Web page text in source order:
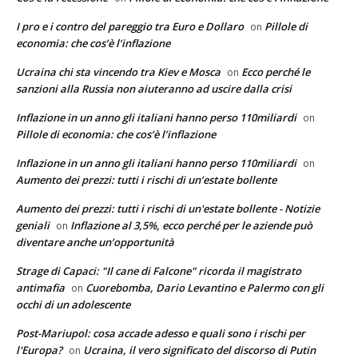
I pro e i contro del pareggio tra Euro e Dollaro on Pillole di
economia: che cos’è l’inflazione
Ucraina chi sta vincendo tra Kiev e Mosca on Ecco perché le
sanzioni alla Russia non aiuteranno ad uscire dalla crisi
Inflazione in un anno gli italiani hanno perso 110miliardi on
Pillole di economia: che cos’è l’inflazione
Inflazione in un anno gli italiani hanno perso 110miliardi on
Aumento dei prezzi: tutti i rischi di un’estate bollente
Aumento dei prezzi: tutti i rischi di un'estate bollente - Notizie
geniali on Inflazione al 3,5%, ecco perché per le aziende può
diventare anche un’opportunità
Strage di Capaci: "Il cane di Falcone" ricorda il magistrato
antimafia on Cuorebomba, Dario Levantino e Palermo con gli
occhi di un adolescente
Post-Mariupol: cosa accade adesso e quali sono i rischi per
l'Europa? on Ucraina, il vero significato del discorso di Putin